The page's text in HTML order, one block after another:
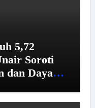
5,72
Soroti
dan Daya